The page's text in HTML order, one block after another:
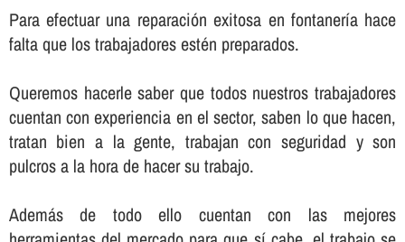
Para efectuar una reparación exitosa en fontanerí­a hace
falta que los trabajadores estén preparados.
Queremos hacerle saber que todos nuestros trabajadores
cuentan con experiencia en el sector, saben lo que hacen,
tratan bien a la gente, trabajan con seguridad y son
pulcros a la hora de hacer su trabajo.
Además de todo ello cuentan con las mejores